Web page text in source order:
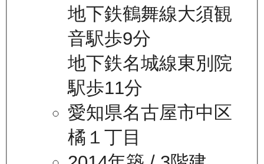
地下鉄鶴舞線大須観
音駅歩9分
地下鉄名城線東別院
駅歩11分
愛知県名古屋市中区
橘１丁目